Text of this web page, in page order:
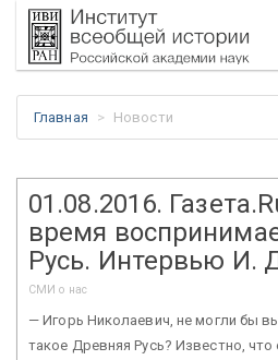
Главная Новости
01.08.2016.
время
Русь. Интервью И.
СМИ о нас
— Игорь Николаевич, не могли бы
такое Древняя Русь? Известно, что